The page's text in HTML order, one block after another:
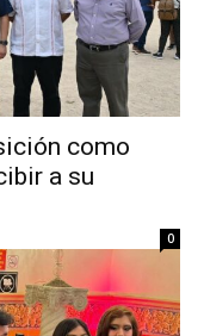
como
a su
0